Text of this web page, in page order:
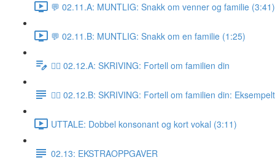
💬 02.11.A: MUNTLIG: Snakk om venner og familie (3:41)
💬 02.11.B: MUNTLIG: Snakk om en familie (1:25)
✍🏼 02.12.A: SKRIVING: Fortell om familien din
✍🏼 02.12.B: SKRIVING: Fortell om familien din:
UTTALE: Dobbel konsonant og kort vokal (3:11)
02.13: EKSTRAOPPGAVER